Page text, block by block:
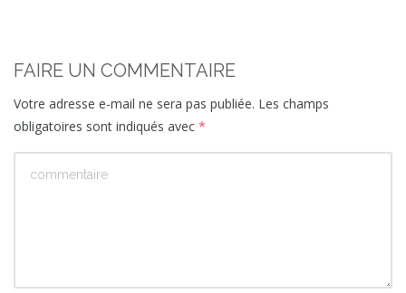
FAIRE UN COMMENTAIRE
Votre adresse e-mail ne sera pas publiée. Les champs
obligatoires sont indiqués avec *